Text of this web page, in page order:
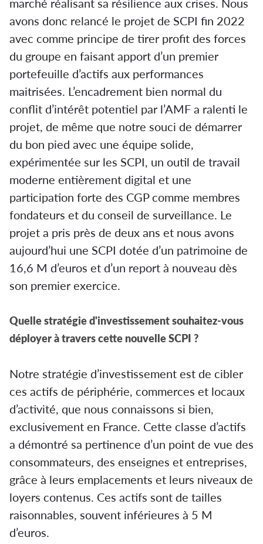
marché réalisant sa résilience aux crises. Nous
avons donc relancé le projet de SCPI fin 2022
avec comme principe de tirer profit des forces
du groupe en faisant apport d’un premier
portefeuille d’actifs aux performances
maitrisées. L’encadrement bien normal du
conflit d’intérêt potentiel par l’AMF a ralenti le
projet, de même que notre souci de démarrer
du bon pied avec une équipe solide,
expérimentée sur les SCPI, un outil de travail
moderne entièrement digital et une
participation forte des CGP comme membres
fondateurs et du conseil de surveillance. Le
projet a pris près de deux ans et nous avons
aujourd’hui une SCPI dotée d’un patrimoine de
16,6 M d’euros et d’un report à nouveau dès
son premier exercice.
Quelle stratégie d'investissement souhaitez-vous
déployer à travers cette nouvelle SCPI ?
Notre stratégie d’investissement est de cibler
ces actifs de périphérie, commerces et locaux
d’activité, que nous connaissons si bien,
exclusivement en France. Cette classe d’actifs
a démontré sa pertinence d’un point de vue des
consommateurs, des enseignes et entreprises,
grâce à leurs emplacements et leurs niveaux de
loyers contenus. Ces actifs sont de tailles
raisonnables, souvent inférieures à 5 M
d’euros.